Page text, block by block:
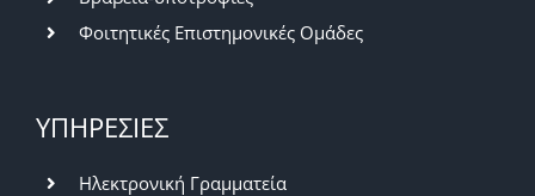
Φοιτητικές Επιστημονικές Ομάδες
ΥΠΗΡΕΣΙΕΣ
Ηλεκτρονική Γραμματεία